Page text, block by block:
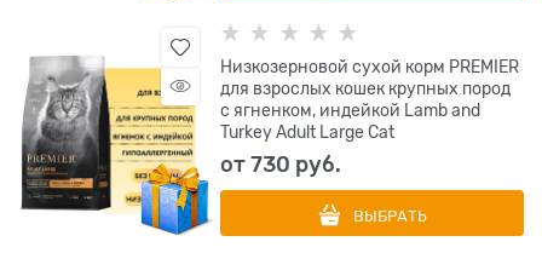
Низкозерновой сухой корм PREMIER
для взрослых кошек крупных пород
с ягненком, индейкой Lamb and
Turkey Adult Large Cat
от730 руб.
ВЫБРАТЬ